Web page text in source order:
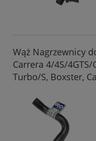
Wąż Nagrzewnicy
Carrera 4/4S/4GTS/
Turbo/S, Boxster,